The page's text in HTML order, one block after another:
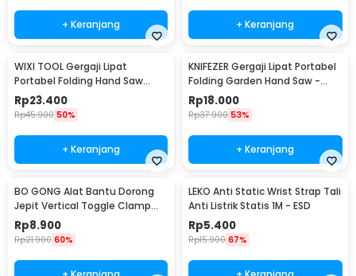
+ Keranjang + Keranjang
WIXI TOOL Gergaji Lipat
Portabel Folding Hand Saw
39cm - JSZ-002
Rp23.400
Rp45.900 50%
+ Keranjang
KNIFEZER Gergaji Lipat Portabel
Folding Garden Hand Saw -
LA145
Rp18.000
Rp37.900 53%
+ Keranjang
BO GONG Alat Bantu Dorong
Jepit Vertical Toggle Clamp
Hold Down Handle - GH-13009
Rp8.900
Rp21.900 60%
LEKO Anti Static Wrist Strap Tali
Anti Listrik Statis 1M - ESD
Rp5.400
Rp15.900 67%